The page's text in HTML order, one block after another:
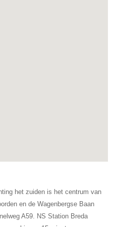
het zuiden is het centrum van
en de Wagenbergse Baan
A59. NS Station Breda